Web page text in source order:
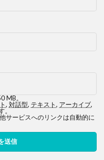
MB。
, 対話型, テキスト, アーカイブ,
。
サービスへのリンクは自動的に